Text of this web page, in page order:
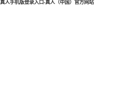
真人手机版登录入口-真人（中国）官方网站